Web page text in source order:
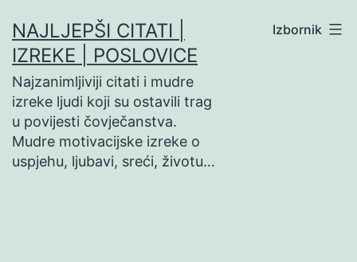
na
sadržaj
NAJLJEPŠI CITATI |
IZREKE | POSLOVICE
Najzanimljiviji citati i mudre
izreke ljudi koji su ostavili trag
u povijesti čovječanstva.
Mudre motivacijske izreke o
uspjehu, ljubavi, sreći, životu…
Izbornik